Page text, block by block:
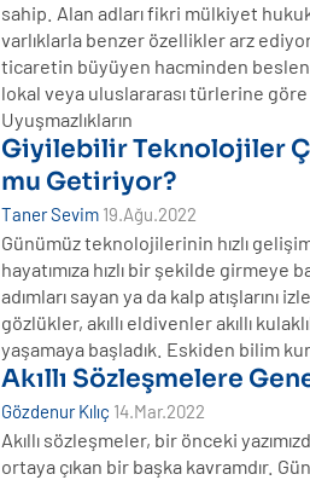
sahip. Alan adları fikri mülkiyet
varlıklarla benzer özellikler arz
ticaretin büyüyen hacminden
lokal veya uluslararası türlerine göre
Uyuşmazlıkların
Giyilebilir Teknolojiler
mu Getiriyor?
Taner Sevim 19.Ağu.2022
Günümüz teknolojilerinin hızlı
hayatımıza hızlı bir şekilde girmeye
adımları sayan ya da kalp atışlarını
gözlükler, akıllı eldivenler akıllı
yaşamaya başladık. Eskiden bilim
Akıllı Sözleşmelere
Gözdenur Kılıç 14.Mar.2022
Akıllı sözleşmeler, bir önceki
ortaya çıkan bir başka kavramdır.